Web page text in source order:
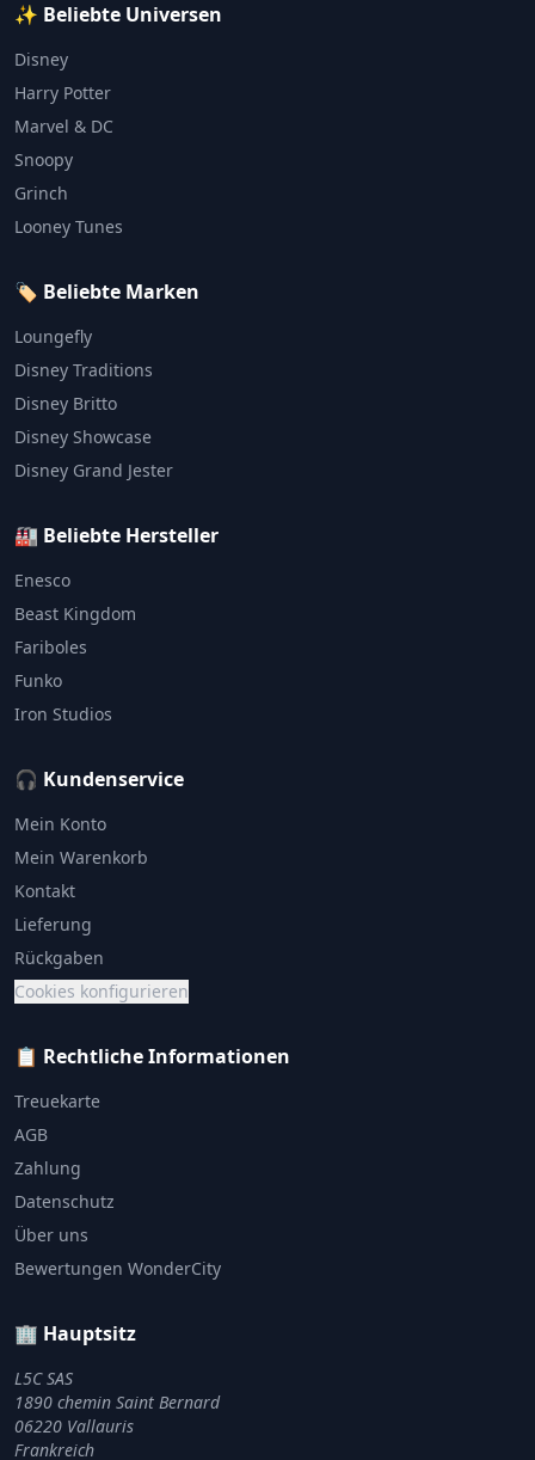
✨ Beliebte Universen
Disney
Harry Potter
Marvel & DC
Snoopy
Grinch
Looney Tunes
🏷️ Beliebte Marken
Loungefly
Disney Traditions
Disney Britto
Disney Showcase
Disney Grand Jester
🏭 Beliebte Hersteller
Enesco
Beast Kingdom
Fariboles
Funko
Iron Studios
🎧 Kundenservice
Mein Konto
Mein Warenkorb
Kontakt
Lieferung
Rückgaben
Cookies konfigurieren
📋 Rechtliche Informationen
Treuekarte
AGB
Zahlung
Datenschutz
Über uns
Bewertungen WonderCity
🏢 Hauptsitz
L5C SAS
1890 chemin Saint Bernard
06220 Vallauris
Frankreich